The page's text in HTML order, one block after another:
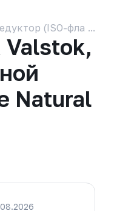
(ISO-фланец)
Valstok,
Natural